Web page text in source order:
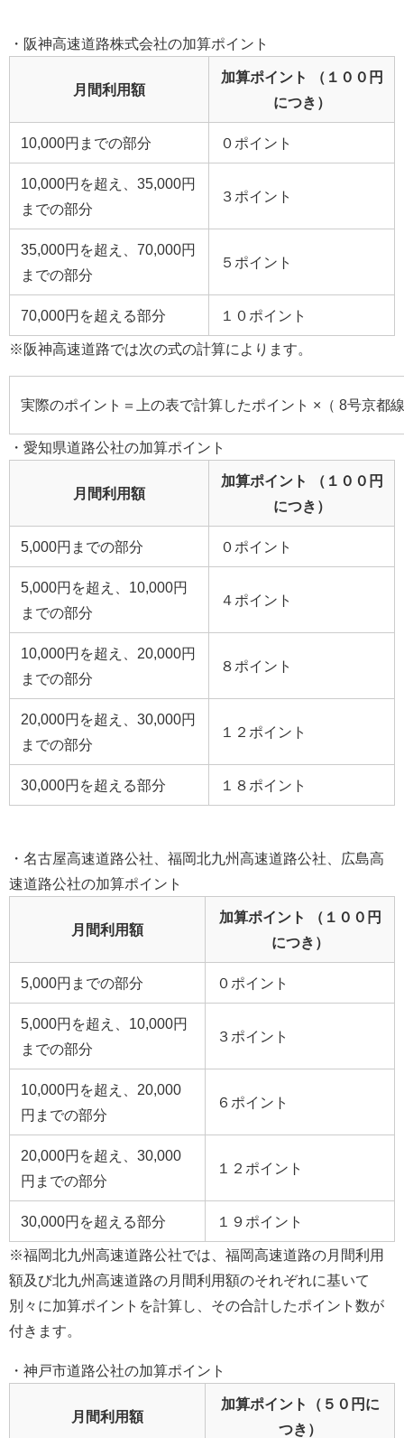
・阪神高速道路株式会社の加算ポイント
月間利用額
加算ポイント （１００円
につき）
10,000円までの部分 ０ポイント
10,000円を超え、35,000円
までの部分
３ポイント
35,000円を超え、70,000円
までの部分
５ポイント
70,000円を超える部分 １０ポイント
※阪神高速道路では次の式の計算によります。
実際のポイント＝上の表で計算したポイント ×（ 8号京都
・愛知県道路公社の加算ポイント
月間利用額
加算ポイント （１００円
につき）
5,000円までの部分 ０ポイント
5,000円を超え、10,000円
までの部分
４ポイント
10,000円を超え、20,000円
までの部分
８ポイント
20,000円を超え、30,000円
までの部分
１２ポイント
30,000円を超える部分 １８ポイント
・名古屋高速道路公社、福岡北九州高速道路公社、広島高
速道路公社の加算ポイント
月間利用額
加算ポイント （１００円
につき）
5,000円までの部分 ０ポイント
5,000円を超え、10,000円
までの部分
３ポイント
10,000円を超え、20,000
円までの部分
６ポイント
20,000円を超え、30,000
円までの部分
１２ポイント
30,000円を超える部分 １９ポイント
※福岡北九州高速道路公社では、福岡高速道路の月間利用
額及び北九州高速道路の月間利用額のそれぞれに基いて
別々に加算ポイントを計算し、その合計したポイント数が
付きます。
・神戸市道路公社の加算ポイント
月間利用額
加算ポイント（５０円に
つき）